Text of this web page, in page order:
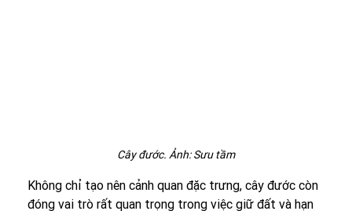
Cây đước. Ảnh: Sưu tầm
Không chỉ tạo nên cảnh quan đặc trưng, cây đước còn
đóng vai trò rất quan trọng trong việc giữ đất và hạn